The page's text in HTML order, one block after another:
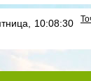
10:08:30